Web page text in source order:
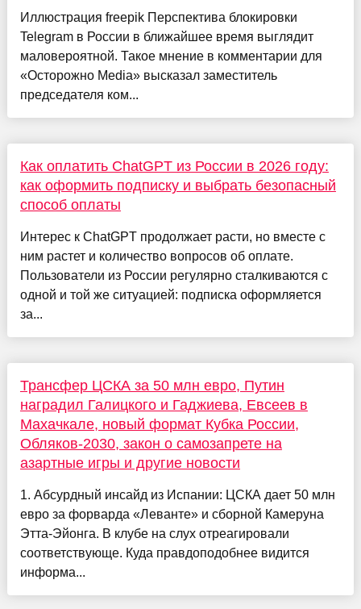
Иллюстрация freepik Перспектива блокировки
Telegram в России в ближайшее время выглядит
маловероятной. Такое мнение в комментарии для
«Осторожно Media» высказал заместитель
председателя ком...
Как оплатить ChatGPT из России в 2026 году:
как оформить подписку и выбрать безопасный
способ оплаты
Интерес к ChatGPT продолжает расти, но вместе с
ним растет и количество вопросов об оплате.
Пользователи из России регулярно сталкиваются с
одной и той же ситуацией: подписка оформляется
за...
Трансфер ЦСКА за 50 млн евро, Путин
наградил Галицкого и Гаджиева, Евсеев в
Махачкале, новый формат Кубка России,
Обляков-2030, закон о самозапрете на
азартные игры и другие новости
1. Абсурдный инсайд из Испании: ЦСКА дает 50 млн
евро за форварда «Леванте» и сборной Камеруна
Этта-Эйонга. В клубе на слух отреагировали
соответствующе. Куда правдоподобнее видится
информа...